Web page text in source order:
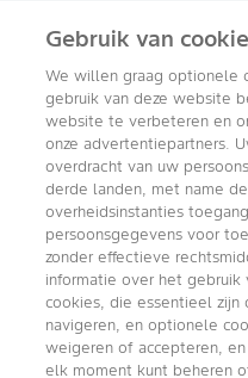
Agro Bayer
Nederland
Volg ons
Gebruik van
We willen graag optionele
gebruik van deze website
website te verbeteren en
onze advertentiepartners.
overdracht van uw
derde landen, met name
overheidsinstanties
persoonsgegevens voor
zonder effectieve
informatie over het gebruik
cookies, die essentieel
navigeren, en optionele
weigeren of accepteren,
elk moment kunt beheren